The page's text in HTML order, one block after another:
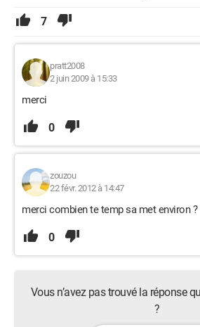
7
pratt2008
2 juin 2009 à 15:33
merci
0
zouzou
22 févr. 2012 à 14:47
merci combien te temp sa met environ ?
0
Vous n’avez pas trouvé la réponse
?